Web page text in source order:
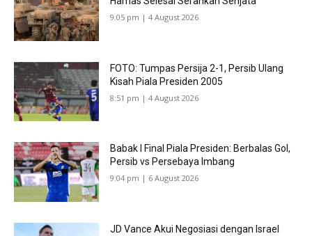
9:05 pm | 4 August 2026
FOTO: Tumpas Persija 2-1, Persib Ulang
Kisah Piala Presiden 2005
8:51 pm | 4 August 2026
Babak I Final Piala Presiden: Berbalas Gol,
Persib vs Persebaya Imbang
9:04 pm | 6 August 2026
JD Vance Akui Negosiasi dengan Israel